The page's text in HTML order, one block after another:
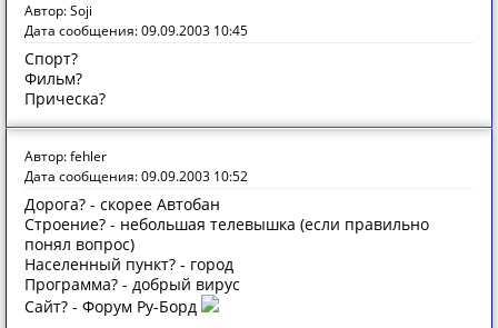
Автор: Soji
Дата сообщения: 09.09.2003 10:45
Спорт?
Фильм?
Прическа?
Автор: fehler
Дата сообщения: 09.09.2003 10:52
Дорога? - скорее Автобан
Строение? - небольшая телевышка (если правильно
понял вопрос)
Населенный пункт? - город
Программа? - добрый вирус
Сайт? - Форум Ру-Борд